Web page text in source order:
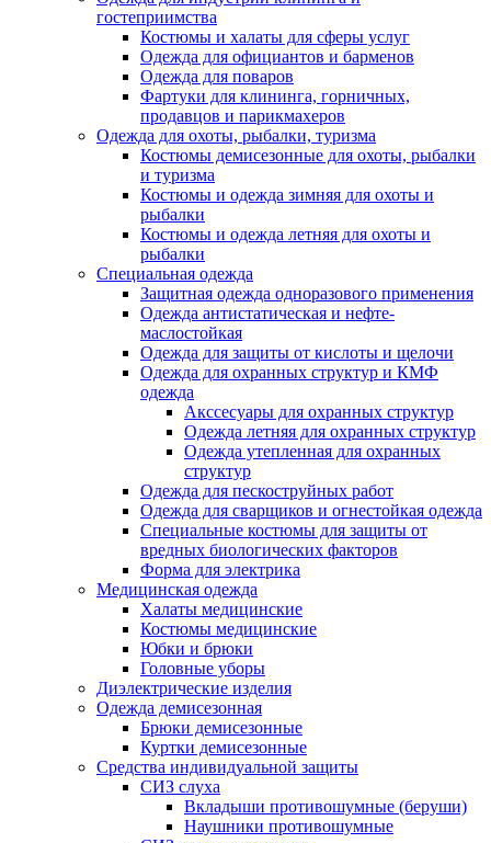
гостеприимства
Костюмы и халаты для сферы услуг
Одежда для официантов и барменов
Одежда для поваров
Фартуки для клининга, горничных,
продавцов и парикмахеров
Одежда для охоты, рыбалки, туризма
Костюмы демисезонные для охоты, рыбалки
и туризма
Костюмы и одежда зимняя для охоты и
рыбалки
Костюмы и одежда летняя для охоты и
рыбалки
Специальная одежда
Защитная одежда одноразового применения
Одежда антистатическая и нефте-
маслостойкая
Одежда для защиты от кислоты и щелочи
Одежда для охранных структур и КМФ
одежда
Акссесуары для охранных структур
Одежда летняя для охранных структур
Одежда утепленная для охранных
структур
Одежда для пескоструйных работ
Одежда для сварщиков и огнестойкая одежда
Специальные костюмы для защиты от
вредных биологических факторов
Форма для электрика
Медицинская одежда
Халаты медицинские
Костюмы медицинские
Юбки и брюки
Головные уборы
Диэлектрические изделия
Одежда демисезонная
Брюки демисезонные
Куртки демисезонные
Средства индивидуальной защиты
СИЗ слуха
Вкладыши противошумные (беруши)
Наушники противошумные